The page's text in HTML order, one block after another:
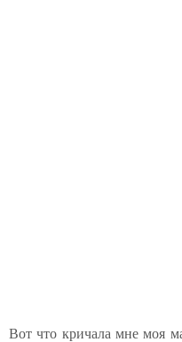
Вот что кричала мне моя